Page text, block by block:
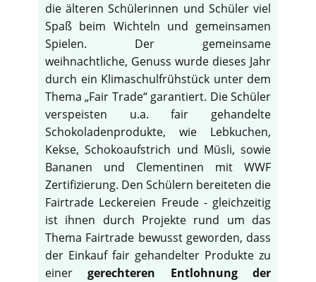
die älteren Schülerinnen und Schüler viel
Spaß beim Wichteln und gemeinsamen
Spielen. Der gemeinsame
weihnachtliche, Genuss wurde dieses Jahr
durch ein Klimaschulfrühstück unter dem
Thema „Fair Trade“ garantiert. Die Schüler
verspeisten u.a. fair gehandelte
Schokoladenprodukte, wie Lebkuchen,
Kekse, Schokoaufstrich und Müsli, sowie
Bananen und Clementinen mit WWF
Zertifizierung. Den Schülern bereiteten die
Fairtrade Leckereien Freude - gleichzeitig
ist ihnen durch Projekte rund um das
Thema Fairtrade bewusst geworden, dass
der Einkauf fair gehandelter Produkte zu
einergerechteren Entlohnung der